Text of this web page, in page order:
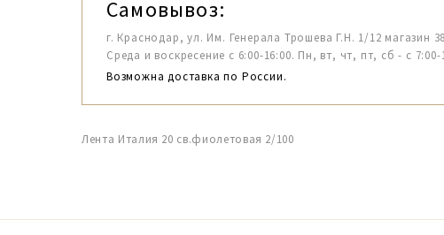
Самовывоз:
г. Краснодар, ул. Им. Генерала Трошева Г.Н. 1/12 магазин
Среда и воскресение с 6:00-16:00. Пн, вт, чт, пт, сб - с 7:00-
Возможна доставка по России.
Лента Италия 20 св.фиолетовая 2/100